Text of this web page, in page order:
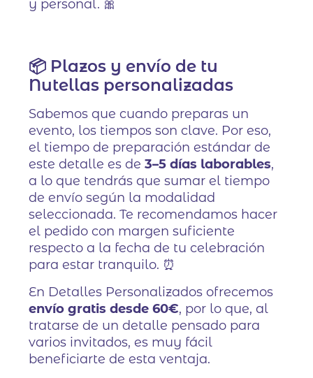
y personal. 🎀
📦 Plazos y envío de tu
Nutellas personalizadas
Sabemos que cuando preparas un
evento, los tiempos son clave. Por eso,
el tiempo de preparación estándar de
este detalle es de3–5 días laborables,
a lo que tendrás que sumar el tiempo
de envío según la modalidad
seleccionada. Te recomendamos hacer
el pedido con margen suficiente
respecto a la fecha de tu celebración
para estar tranquilo. ⏰
En Detalles Personalizados ofrecemos
envío gratis desde 60€, por lo que, al
tratarse de un detalle pensado para
varios invitados, es muy fácil
beneficiarte de esta ventaja.